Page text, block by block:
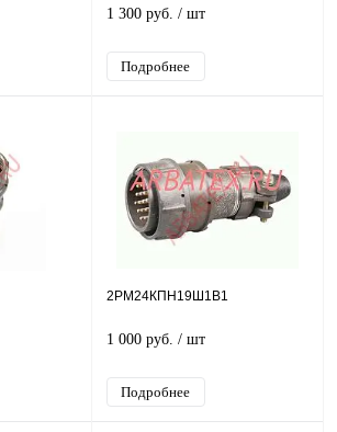
1 300 руб. / шт
Подробнее
2РМ24КПН19Ш1В1
1 000 руб. / шт
Подробнее